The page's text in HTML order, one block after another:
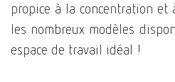
propice à la concentration et
les nombreux modèles
espace de travail idéal !